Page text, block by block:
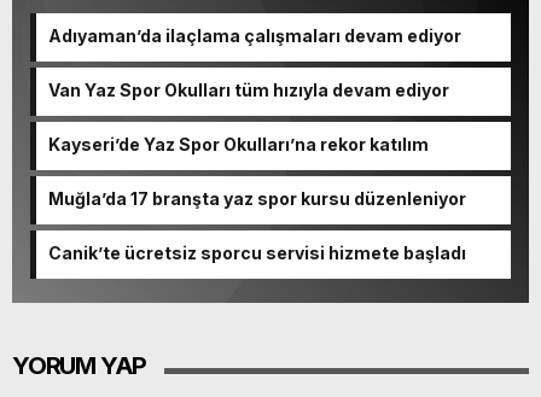
Adıyaman’da ilaçlama çalışmaları devam ediyor
Van Yaz Spor Okulları tüm hızıyla devam ediyor
Kayseri’de Yaz Spor Okulları’na rekor katılım
Muğla’da 17 branşta yaz spor kursu düzenleniyor
Canik’te ücretsiz sporcu servisi hizmete başladı
YORUM YAP